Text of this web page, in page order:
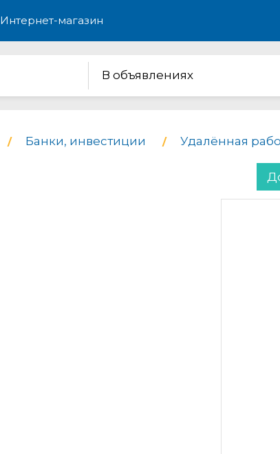
Интернет-магазин
В объявлениях
Банки, инвестиции Удалённая